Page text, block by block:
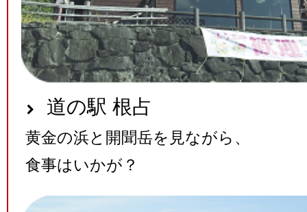
道の駅 根占
黄金の浜と開聞岳を見ながら、
食事はいかが？